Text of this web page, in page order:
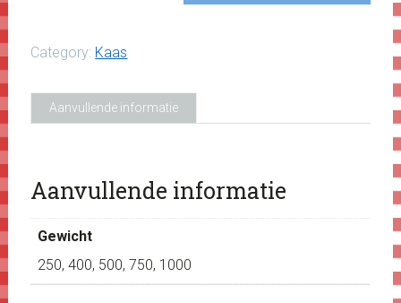
Category: Kaas
Aanvullende informatie
Aanvullende informatie
Gewicht
250, 400, 500, 750, 1000